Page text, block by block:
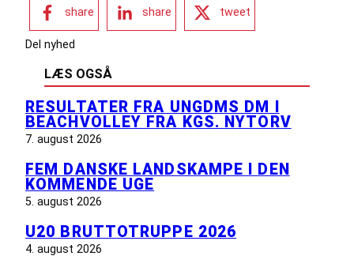
share share tweet
Del nyhed
LÆS OGSÅ
RESULTATER FRA UNGDMS DM I
BEACHVOLLEY FRA KGS. NYTORV
7. august 2026
FEM DANSKE LANDSKAMPE I DEN
KOMMENDE UGE
5. august 2026
U20 BRUTTOTRUPPE 2026
4. august 2026